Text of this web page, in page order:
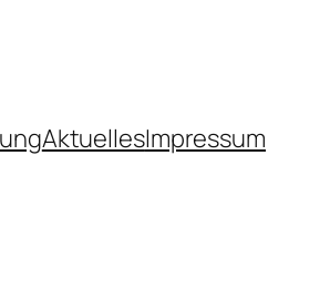
AktuellesImpressum